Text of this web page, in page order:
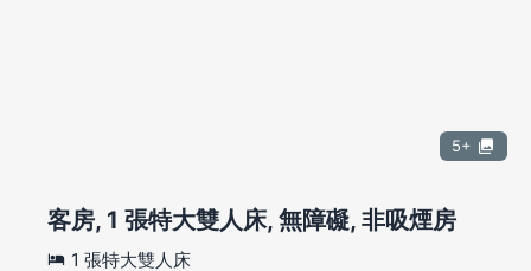
5+
客房, 1 張特大雙人床, 無障礙, 非吸煙房
1 張特大雙人床